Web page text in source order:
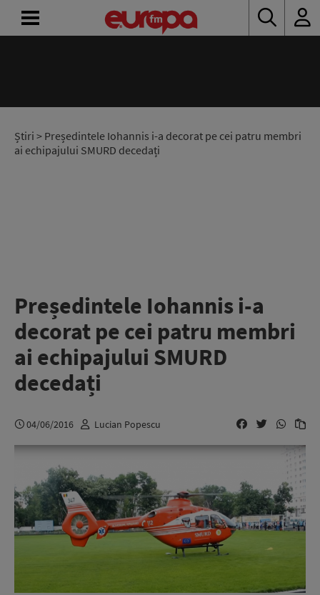
Știri > Președintele Iohannis i-a decorat pe cei patru membri
ai echipajului SMURD decedați
Președintele Iohannis i-a
decorat pe cei patru membri
ai echipajului SMURD
decedați
04/06/2016 Lucian Popescu
RADIO